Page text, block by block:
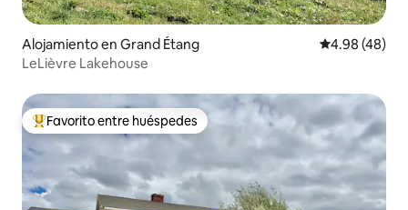
Alojamiento en Grand Étang Calificación
4.98 (48)
LeLièvre Lakehouse
Favorito entre huéspedes preferido
Favorito entre huéspedes